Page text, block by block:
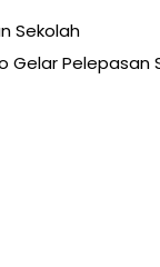
Sekolah
Gelar Pelepasan